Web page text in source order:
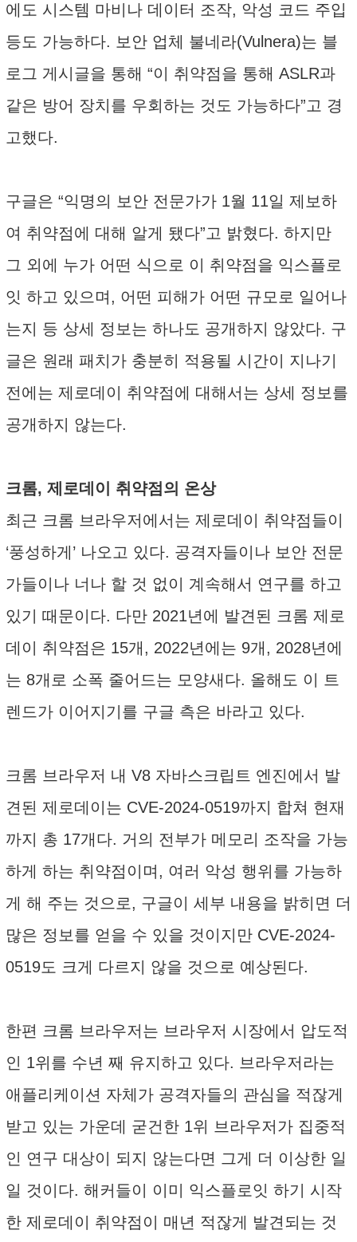
에도 시스템 마비나 데이터 조작, 악성 코드 주입
등도 가능하다. 보안 업체 불네라(Vulnera)는 블
로그 게시글을 통해 “이 취약점을 통해 ASLR과
같은 방어 장치를 우회하는 것도 가능하다”고 경
고했다.
구글은 “익명의 보안 전문가가 1월 11일 제보하
여 취약점에 대해 알게 됐다”고 밝혔다. 하지만
그 외에 누가 어떤 식으로 이 취약점을 익스플로
잇 하고 있으며, 어떤 피해가 어떤 규모로 일어나
는지 등 상세 정보는 하나도 공개하지 않았다. 구
글은 원래 패치가 충분히 적용될 시간이 지나기
전에는 제로데이 취약점에 대해서는 상세 정보를
공개하지 않는다.
크롬, 제로데이 취약점의 온상
최근 크롬 브라우저에서는 제로데이 취약점들이
‘풍성하게’ 나오고 있다. 공격자들이나 보안 전문
가들이나 너나 할 것 없이 계속해서 연구를 하고
있기 때문이다. 다만 2021년에 발견된 크롬 제로
데이 취약점은 15개, 2022년에는 9개, 2028년에
는 8개로 소폭 줄어드는 모양새다. 올해도 이 트
렌드가 이어지기를 구글 측은 바라고 있다.
크롬 브라우저 내 V8 자바스크립트 엔진에서 발
견된 제로데이는 CVE-2024-0519까지 합쳐 현재
까지 총 17개다. 거의 전부가 메모리 조작을 가능
하게 하는 취약점이며, 여러 악성 행위를 가능하
게 해 주는 것으로, 구글이 세부 내용을 밝히면 더
많은 정보를 얻을 수 있을 것이지만 CVE-2024-
0519도 크게 다르지 않을 것으로 예상된다.
한편 크롬 브라우저는 브라우저 시장에서 압도적
인 1위를 수년 째 유지하고 있다. 브라우저라는
애플리케이션 자체가 공격자들의 관심을 적잖게
받고 있는 가운데 굳건한 1위 브라우저가 집중적
인 연구 대상이 되지 않는다면 그게 더 이상한 일
일 것이다. 해커들이 이미 익스플로잇 하기 시작
한 제로데이 취약점이 매년 적잖게 발견되는 것